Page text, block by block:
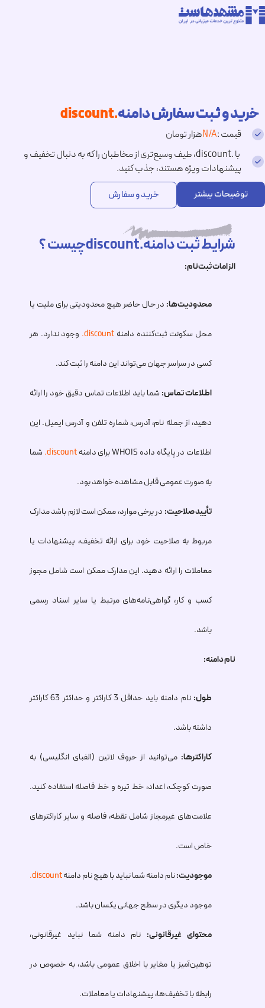
خرید و ثبت سفارش دامنه.discount
قیمت :N/Aهزار تومان
با .discount، طیف وسیع‌تری از مخاطبان را که به دنبال تخفیف و
پیشنهادات ویژه هستند، جذب کنید.
توضیحات بیشتر خرید و سفارش
شرایط ثبت دامنه.discountچیست ؟
الزامات ثبت‌نام:
محدودیت‌ها: در حال حاضر هیچ محدودیتی برای ملیت یا
محل سکونت ثبت‌کننده دامنه .discount وجود ندارد. هر
کسی در سراسر جهان می‌تواند این دامنه را ثبت کند.
اطلاعات تماس: شما باید اطلاعات تماس دقیق خود را ارائه
دهید، از جمله نام، آدرس، شماره تلفن و آدرس ایمیل. این
اطلاعات در پایگاه داده WHOIS برای دامنه .discount شما
به صورت عمومی قابل مشاهده خواهد بود.
تأیید صلاحیت: در برخی موارد، ممکن است لازم باشد مدارک
مربوط به صلاحیت خود برای ارائه تخفیف، پیشنهادات یا
معاملات را ارائه دهید. این مدارک ممکن است شامل مجوز
کسب و کار، گواهی‌نامه‌های مرتبط یا سایر اسناد رسمی
باشد.
نام دامنه:
طول: نام دامنه باید حداقل 3 کاراکتر و حداکثر 63 کاراکتر
داشته باشد.
کاراکترها: می‌توانید از حروف لاتین (الفبای انگلیسی) به
صورت کوچک، اعداد، خط تیره و خط فاصله استفاده کنید.
علامت‌های غیرمجاز شامل نقطه، فاصله و سایر کاراکترهای
خاص است.
موجودیت:نام دامنه شما نباید با هیچ نام دامنه.discount
موجود دیگری در سطح جهانی یکسان باشد.
محتوای غیرقانونی: نام دامنه شما نباید غیرقانونی،
توهین‌آمیز یا مغایر با اخلاق عمومی باشد، به خصوص در
رابطه با تخفیف‌ها، پیشنهادات یا معاملات.